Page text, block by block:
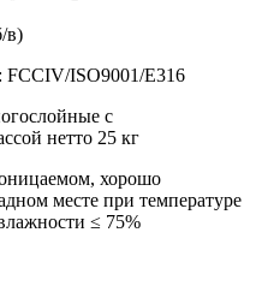
в)
: FCCIV/ISO9001/E316
с
нетто 25 кг
хорошо
месте при температуре
≤ 75%